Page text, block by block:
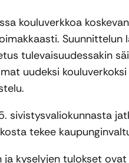
kouluverkkoa
tulevaisuudessakin
uudeksi
sivistysvaliokunnasta
tekee
ja kyselyjen tulokset